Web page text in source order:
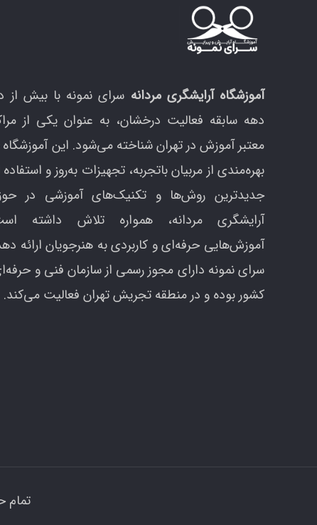
آموزشگاه آرایشگری مردانه سرای نمونه با بیش از
دهه سابقه فعالیت درخشان، به عنوان یکی از
معتبر آموزش در تهران شناخته می‌شود. این آموزشگاه
بهره‌مندی از مربیان باتجربه، تجهیزات به‌روز و استفاده
جدیدترین روش‌ها و تکنیک‌های آموزشی در
آرایشگری مردانه، همواره تلاش داشته
آموزش‌هایی حرفه‌ای و کاربردی به هنرجویان ارائه
سرای نمونه دارای مجوز رسمی از سازمان فنی و
کشور بوده و در منطقه تجریش تهران فعالیت می‌کند.
تمام